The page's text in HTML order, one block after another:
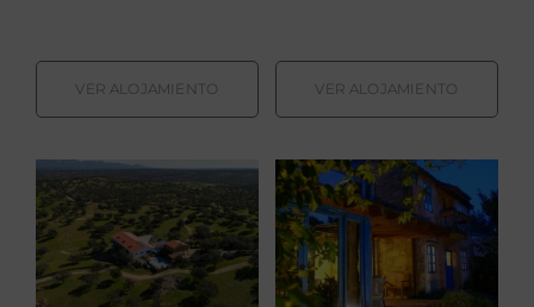
VER ALOJAMIENTO VER ALOJAMIENTO
Casa rural
Obejuelo –
Balcón de Los
Pedroches
Casa Rural
Perfeuto María